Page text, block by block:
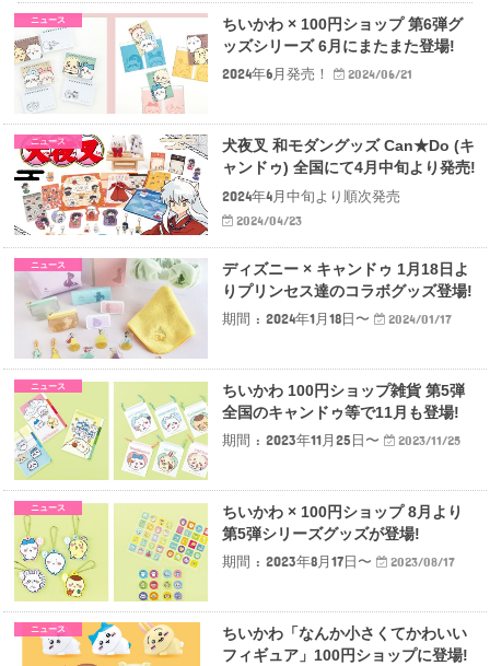
ニュース
ちいかわ × 100円ショップ 第6弾グ
ッズシリーズ 6月にまたまた登場!
2024年6月発売！
2024/06/21
ニュース
犬夜叉 和モダングッズ Can★Do (キ
ャンドゥ) 全国にて4月中旬より発売!
2024年4月中旬より順次発売
2024/04/23
ニュース
ディズニー × キャンドゥ 1月18日よ
りプリンセス達のコラボグッズ登場!
期間 : 2024年1月18日〜
2024/01/17
ニュース
ちいかわ 100円ショップ雑貨 第5弾
全国のキャンドゥ等で11月も登場!
期間 : 2023年11月25日〜
2023/11/25
ニュース
ちいかわ × 100円ショップ 8月より
第5弾シリーズグッズが登場!
期間 : 2023年8月17日〜
2023/08/17
ニュース
ちいかわ「なんか小さくてかわいい
フィギュア」100円ショップに登場!